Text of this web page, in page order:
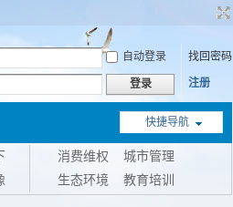
自动登录 找回密码
登录 注册
快捷导航
消费维权
城市管理
生态环境
教育培训